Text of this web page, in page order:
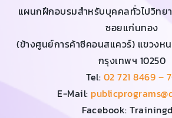
แผนกฝึกอบรมสำหรับบุคคลทั่วไปวิทย
ซอยแก่นทอง
(ข้างศูนย์การค้าซีคอนสแควร์) แขวงห
กรุงเทพฯ 10250
Tel: 02 721 8469 –
E-Mail:
Facebook: